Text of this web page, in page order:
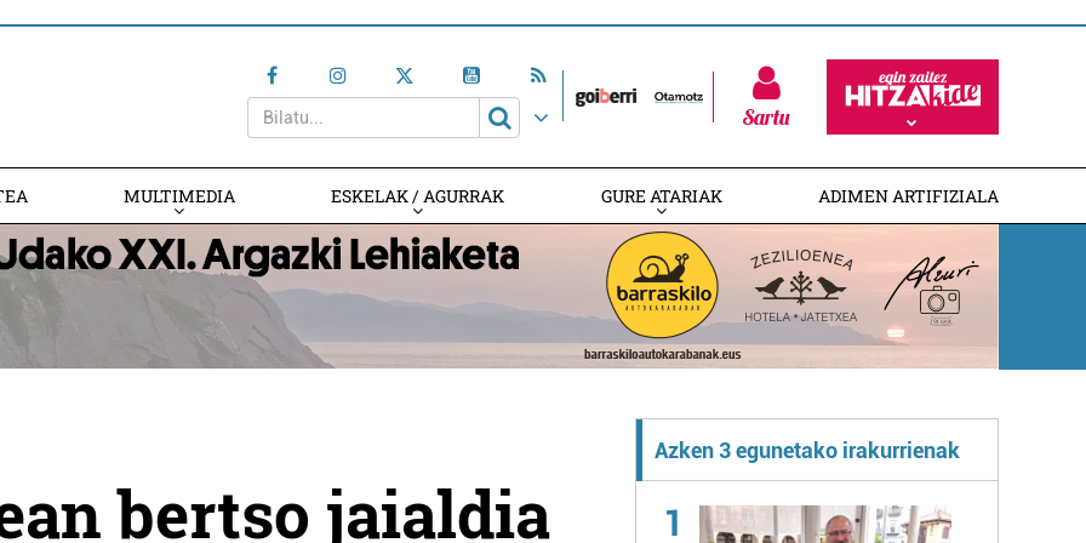
Sartu
MULTIMEDIA ESKELAK / AGURRAK GURE ATARIAK ADIMEN ARTIFIZIALA
bertso jaialdia
Azken 3 egunetako irakurrienak
1